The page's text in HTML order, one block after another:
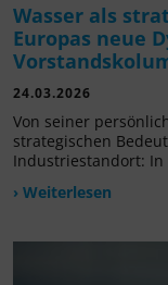
Wasser als
Europas neue
24.03.2026
Von seiner
strategischen
Industriestandort: In
› Weiterlesen